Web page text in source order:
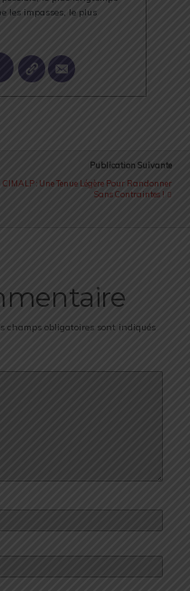
les impasses, le plus
Publication Suivante
CIMALP : Une Tenue Légère Pour Randonner
Sans Contraintes !
champs obligatoires sont indiqués